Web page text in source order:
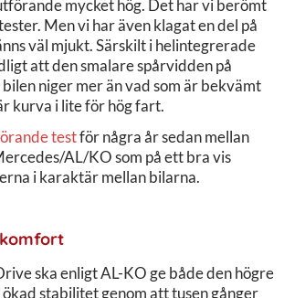
mycket hög. Det har vi berömt
Men vi har även klagat en del på
väl mjukt. Särskilt i helintegrerade
att den smalare spårvidden på
niger mer än vad som är bekvämt
kurva i lite för hög fart.
testför några år sedan mellan
AL/KO som på ett bra vis
i karaktär mellan bilarna.
ska enligt AL-KO ge både den högre
stabilitet genom att tusen gånger